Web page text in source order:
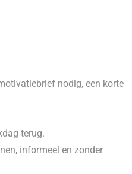
nodig, een korte
terug.
informeel en zonder